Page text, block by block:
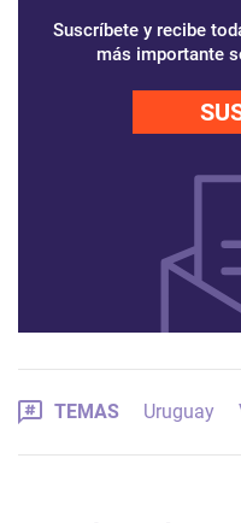
Suscríbete y recibe
más importante
TEMAS Uruguay